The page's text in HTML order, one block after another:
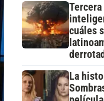
cuáles
La